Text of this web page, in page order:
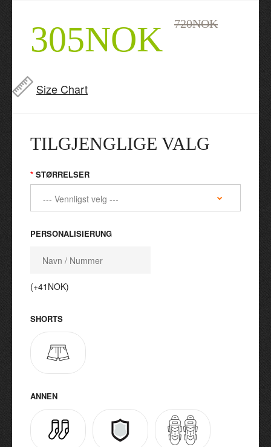
305NOK 720NOK
Size Chart
TILGJENGLIGE VALG
STØRRELSER
PERSONALISIERUNG
(+41NOK)
SHORTS
ANNEN